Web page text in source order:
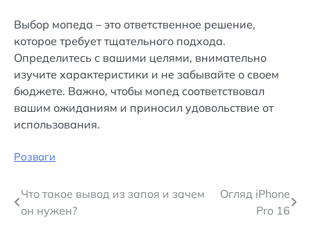
Выбор мопеда – это ответственное решение,
которое требует тщательного подхода.
Определитесь с вашими целями, внимательно
изучите характеристики и не забывайте о своем
бюджете. Важно, чтобы мопед соответствовал
вашим ожиданиям и приносил удовольствие от
использования.
Розваги
Навігація
записів
Что такое вывод из запоя и зачем
он нужен?
Огляд iPhone
Pro 16